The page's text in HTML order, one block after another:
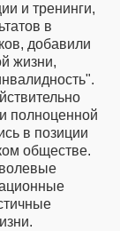
и тренинги,
в
добавили
жизни,
полноценной
в позиции
обществе.